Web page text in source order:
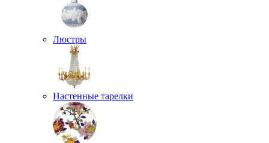
Люстры
Настенные тарелки